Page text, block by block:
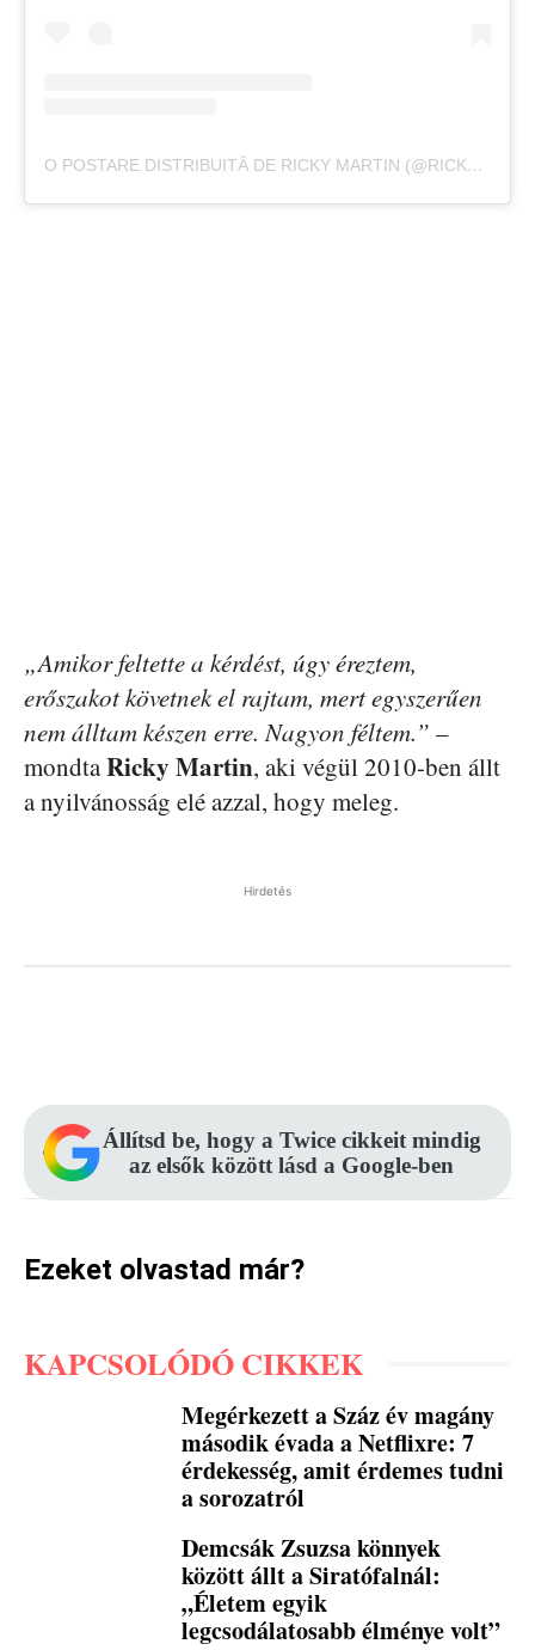
O POSTARE DISTRIBUITĂ DE RICKY MARTIN (@RICKY_MARTIN)
„Amikor feltette a kérdést, úgy éreztem,
erőszakot követnek el rajtam, mert egyszerűen
nem álltam készen erre. Nagyon féltem.” –
mondtaRicky Martin, aki végül 2010-ben állt
a nyilvánosság elé azzal, hogy meleg.
Hirdetés
Állítsd be, hogy a Twice cikkeit mindig
az elsők között lásd a Google-ben
Ezeket olvastad már?
KAPCSOLÓDÓ CIKKEK
Megérkezett a Száz év magány
második évada a Netflixre: 7
érdekesség, amit érdemes tudni
a sorozatról
Demcsák Zsuzsa könnyek
között állt a Siratófalnál:
„Életem egyik
legcsodálatosabb élménye volt”